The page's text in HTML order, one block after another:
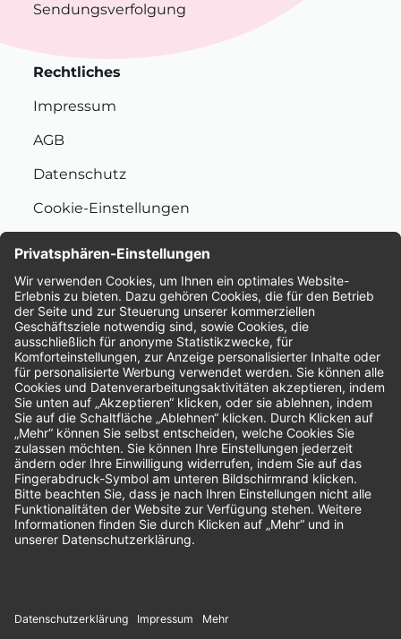
Sendungsverfolgung
Rechtliches
Impressum
AGB
Datenschutz
Cookie-Einstellungen
Bewertungen
Unsere Zahlungsarten: